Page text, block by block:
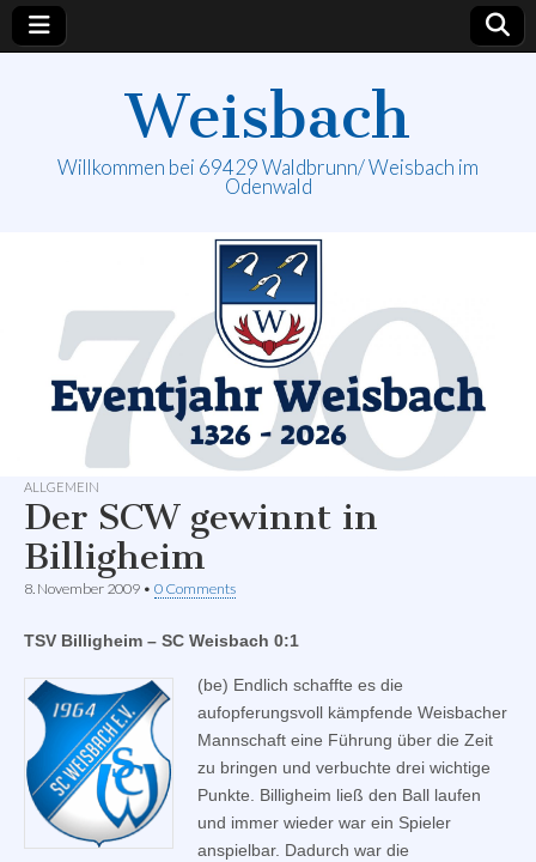
Weisbach
Willkommen bei 69429 Waldbrunn/ Weisbach im
Odenwald
ALLGEMEIN
Der SCW gewinnt in
Billigheim
8. November 2009 • 0 Comments
TSV Billigheim – SC Weisbach 0:1
(be) Endlich schaffte es die
aufopferungsvoll kämpfende Weisbacher
Mannschaft eine Führung über die Zeit
zu bringen und verbuchte drei wichtige
Punkte. Billigheim ließ den Ball laufen
und immer wieder war ein Spieler
anspielbar. Dadurch war die